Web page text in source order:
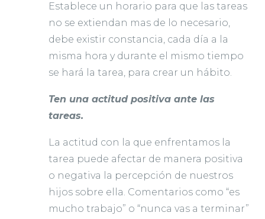
Establece un horario para que las tareas
no se extiendan mas de lo necesario,
debe existir constancia, cada día a la
misma hora y durante el mismo tiempo
se hará la tarea, para crear un hábito.
Ten una actitud positiva ante las
tareas.
La actitud con la que enfrentamos la
tarea puede afectar de manera positiva
o negativa la percepción de nuestros
hijos sobre ella. Comentarios como “es
mucho trabajo” o “nunca vas a terminar”